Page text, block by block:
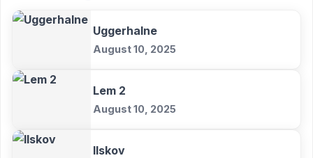
Uggerhalne
August 10, 2025
Lem 2
August 10, 2025
Ilskov